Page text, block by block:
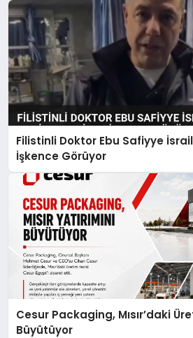
Filistinli Doktor Ebu Safiyye
İşkence Görüyor
Cesur Packaging, Mısır’daki
Büyütüyor